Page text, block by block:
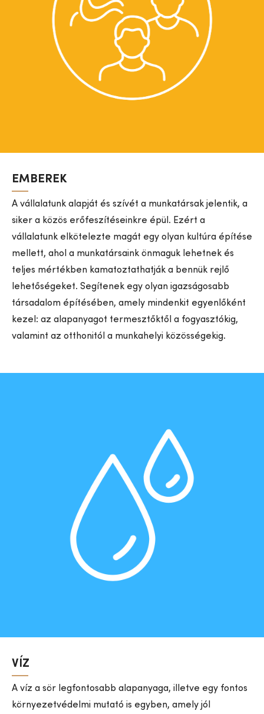
EMBEREK
A vállalatunk alapját és szívét a munkatársak jelentik, a
siker a közös erőfeszítéseinkre épül. Ezért a
vállalatunk elkötelezte magát egy olyan kultúra építése
mellett, ahol a munkatársaink önmaguk lehetnek és
teljes mértékben kamatoztathatják a bennük rejlő
lehetőségeket. Segítenek egy olyan igazságosabb
társadalom építésében, amely mindenkit egyenlőként
kezel: az alapanyagot termesztőktől a fogyasztókig,
valamint az otthonitól a munkahelyi közösségekig.
VÍZ
A víz a sör legfontosabb alapanyaga, illetve egy fontos
környezetvédelmi mutató is egyben, amely jól